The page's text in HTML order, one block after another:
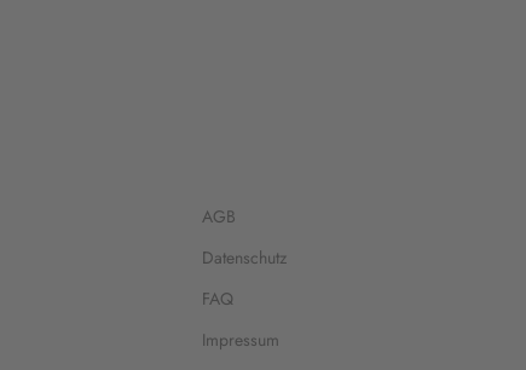
AGB
Datenschutz
FAQ
Impressum